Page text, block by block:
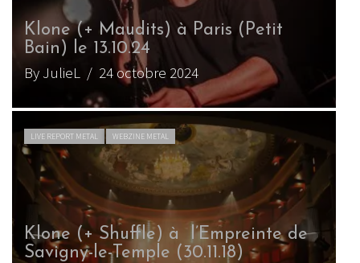
Klone (+ Maudits) à Paris (Petit
Bain) le 13.10.24
By JulieL / 24 octobre 2024
LIVE REPORT METAL WEBZINE METAL
Klone (+ Shuffle) à l’Empreinte de
Savigny-le-Temple (30.11.18)